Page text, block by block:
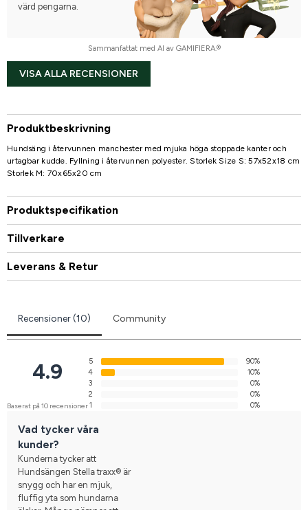
värd pengarna.
Sammanfattat med AI av GAMIFIERA.®
VISA ALLA RECENSIONER
Produktbeskrivning
Hundsäng i återvunnen manchester med mjuka höga stoppade kanter och
urtagbar kudde. Fyllning i återvunnen polyester. Storlek Size S: 57x52x18 cm
Storlek M: 70x65x20 cm
Produktspecifikation
Tillverkare
Leverans & Retur
Recensioner (10) Community
4.9
Baserat på 10 recensioner
5
90%
4
10%
3
0%
2
0%
1
0%
Vad tycker våra
kunder?
Kunderna tycker att
Hundsängen Stella traxx® är
snygg och har en mjuk,
fluffig yta som hundarna